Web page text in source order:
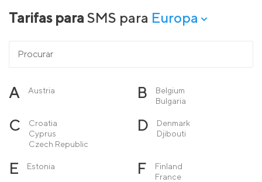
Tarifas para SMS para Europa
A Austria B
Belgium
Bulgaria
C
Croatia
Cyprus
Czech Republic
D
Denmark
Djibouti
E Estonia F
Finland
France